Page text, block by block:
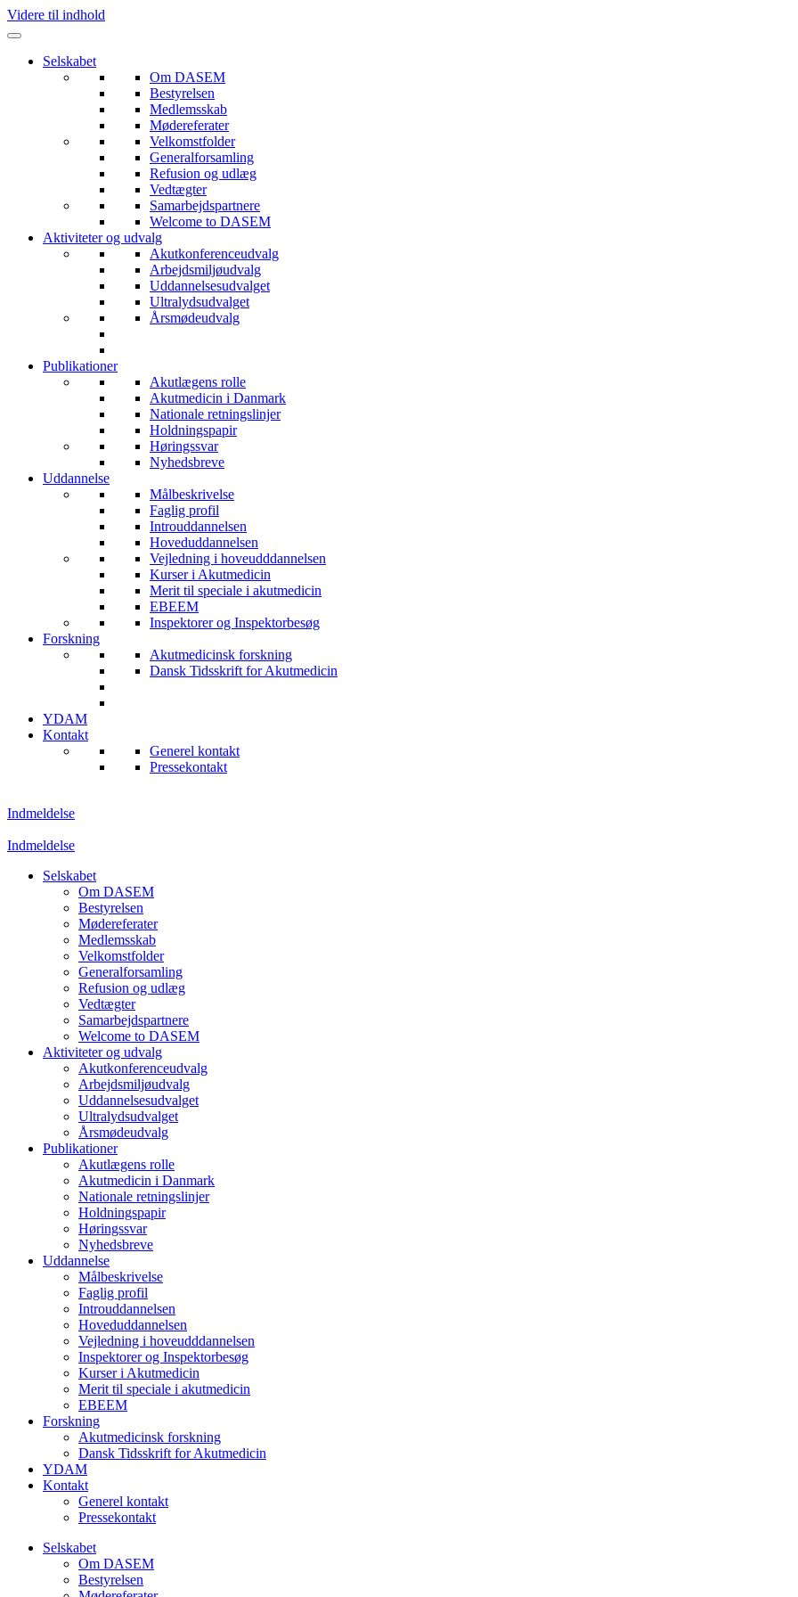
Videre til indhold
Selskabet
Om DASEM
Bestyrelsen
Medlemsskab
Mødereferater
Velkomstfolder
Generalforsamling
Refusion og udlæg
Vedtægter
Samarbejdspartnere
Welcome to DASEM
Aktiviteter og udvalg
Akutkonferenceudvalg
Arbejdsmiljøudvalg
Uddannelsesudvalget
Ultralydsudvalget
Årsmødeudvalg
Publikationer
Akutlægens rolle
Akutmedicin i Danmark
Nationale retningslinjer
Holdningspapir
Høringssvar
Nyhedsbreve
Uddannelse
Målbeskrivelse
Faglig profil
Introuddannelsen
Hoveduddannelsen
Vejledning i hoveudddannelsen
Kurser i Akutmedicin
Merit til speciale i akutmedicin
EBEEM
Inspektorer og Inspektorbesøg
Forskning
Akutmedicinsk forskning
Dansk Tidsskrift for Akutmedicin
YDAM
Kontakt
Generel kontakt
Pressekontakt
Indmeldelse
Indmeldelse
Selskabet
Om DASEM
Bestyrelsen
Mødereferater
Medlemsskab
Velkomstfolder
Generalforsamling
Refusion og udlæg
Vedtægter
Samarbejdspartnere
Welcome to DASEM
Aktiviteter og udvalg
Akutkonferenceudvalg
Arbejdsmiljøudvalg
Uddannelsesudvalget
Ultralydsudvalget
Årsmødeudvalg
Publikationer
Akutlægens rolle
Akutmedicin i Danmark
Nationale retningslinjer
Holdningspapir
Høringssvar
Nyhedsbreve
Uddannelse
Målbeskrivelse
Faglig profil
Introuddannelsen
Hoveduddannelsen
Vejledning i hoveudddannelsen
Inspektorer og Inspektorbesøg
Kurser i Akutmedicin
Merit til speciale i akutmedicin
EBEEM
Forskning
Akutmedicinsk forskning
Dansk Tidsskrift for Akutmedicin
YDAM
Kontakt
Generel kontakt
Pressekontakt
Selskabet
Om DASEM
Bestyrelsen